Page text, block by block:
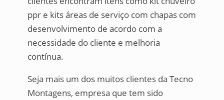
ppr e kits áreas de serviço com chapas com
desenvolvimento de acordo com a
necessidade do cliente e melhoria
contínua.
Seja mais um dos muitos clientes da Tecno
Montagens, empresa que tem sido